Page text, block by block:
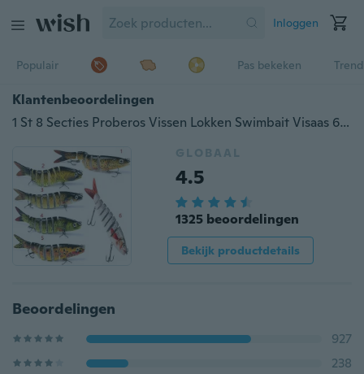
Inloggen
Populair Pas bekeken
Klantenbeoordelingen
1 St 8 Secties Proberos Vissen Lokken Swimbait Visaas 6 # Hook Visgerei
GLOBAAL
4.5
1325 beoordelingen
Bekijk productdetails
Beoordelingen
927
238